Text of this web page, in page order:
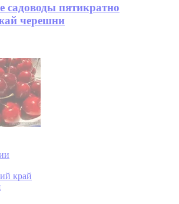
садоводы пятикратно
черешни
край